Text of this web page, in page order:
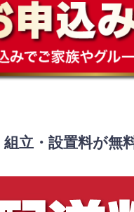
立・設置料が無